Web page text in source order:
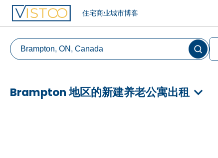
住宅商业城市博客
Brampton 地区的新建养老公寓出租